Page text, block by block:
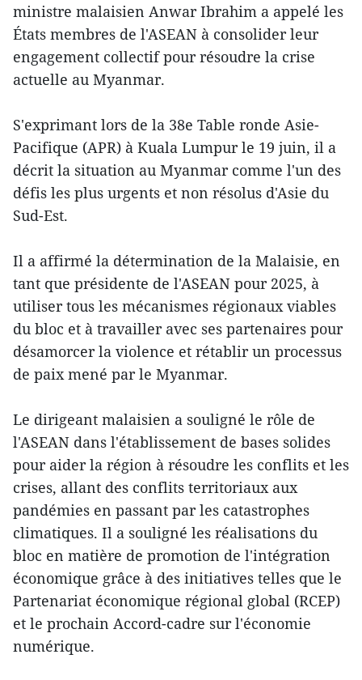
ministre malaisien Anwar Ibrahim a appelé les
États membres de l'ASEAN à consolider leur
engagement collectif pour résoudre la crise
actuelle au Myanmar.
S'exprimant lors de la 38e Table ronde Asie-
Pacifique (APR) à Kuala Lumpur le 19 juin, il a
décrit la situation au Myanmar comme l'un des
défis les plus urgents et non résolus d'Asie du
Sud-Est.
Il a affirmé la détermination de la Malaisie, en
tant que présidente de l'ASEAN pour 2025, à
utiliser tous les mécanismes régionaux viables
du bloc et à travailler avec ses partenaires pour
désamorcer la violence et rétablir un processus
de paix mené par le Myanmar.
Le dirigeant malaisien a souligné le rôle de
l'ASEAN dans l'établissement de bases solides
pour aider la région à résoudre les conflits et les
crises, allant des conflits territoriaux aux
pandémies en passant par les catastrophes
climatiques. Il a souligné les réalisations du
bloc en matière de promotion de l'intégration
économique grâce à des initiatives telles que le
Partenariat économique régional global (RCEP)
et le prochain Accord-cadre sur l'économie
numérique.